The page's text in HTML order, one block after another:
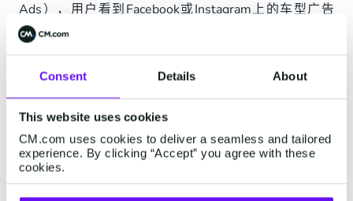
Consent Details About
This website uses cookies
CM.com uses cookies to deliver a seamless and tailored
experience. By clicking “Accept” you agree with these
cookies.
Ads），用户看到Facebook或Instagram上的车型广告
后，一键跳转WhatsApp对话，AI助手HALO立即接管，
确认车型偏好、预算区间、所在城市，自动判定潜客等
级，并实时推荐最接近的经销商。整个过程从几天压缩
到几分钟，潜客流失率大幅下降。
销售转化：试驾预约到金融方案，一站搞
定
当客户表达试驾意向后，HALO可以直接查询经销商排班